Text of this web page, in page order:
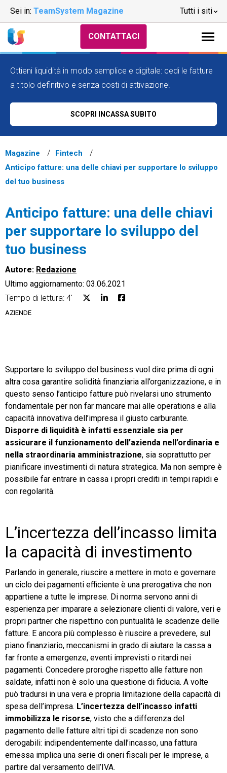
Sei in: TeamSystem Magazine Tutti i siti
Ecommerce
Financial Solutions
HR
Trust Services
TeamSystem Corporate
TeamSystem Store
CONTATTACI
Ottieni liquidità in modo semplice e digitale: cedi le fatture
a titolo definitivo e senza costi di attivazione!
SCOPRI INCASSA SUBITO
Magazine
Fintech
Anticipo fatture: una delle chiavi per supportare lo sviluppo
del tuo business
Anticipo fatture: una delle chiavi
per supportare lo sviluppo del
tuo business
Autore: Redazione
Ultimo aggiornamento: 03.06.2021
Tempo di lettura: 4'
AZIENDE
Supportare lo sviluppo del business vuol dire prima di ogni
altra cosa garantire solidità finanziaria all’organizzazione, e in
questo senso l’anticipo fatture può rivelarsi uno strumento
fondamentale per non far mancare mai alle operations e alla
capacità innovativa dell’impresa il giusto carburante.
Disporre di liquidità è infatti essenziale sia per
assicurare il funzionamento dell’azienda nell’ordinaria e
nella straordinaria amministrazione, sia soprattutto per
pianificare investimenti di natura strategica. Ma non sempre è
possibile far entrare in cassa i propri crediti in tempi rapidi e
con regolarità.
L’incertezza dell’incasso limita
la capacità di investimento
Parlando in generale, riuscire a mettere in moto e governare
un ciclo dei pagamenti efficiente è una prerogativa che non
appartiene a tutte le imprese. Di norma servono anni di
esperienza per imparare a selezionare clienti di valore, veri e
propri partner che rispettino con puntualità le scadenze delle
fatture. E ancora più complesso è riuscire a prevedere, sul
piano finanziario, meccanismi in grado di aiutare la cassa a
far fronte a emergenze, eventi imprevisti o ritardi nei
pagamenti. Concedere proroghe rispetto alle fatture non
saldate, infatti non è solo una questione di fiducia. A volte
può tradursi in una vera e propria limitazione della capacità di
spesa dell’impresa. L’incertezza dell’incasso infatti
immobilizza le risorse, visto che a differenza del
pagamento delle fatture altri tipi di scadenze non sono
derogabili: indipendentemente dall’incasso, una fattura
emessa implica una serie di oneri fiscali per le imprese, a
partire dal versamento dell’IVA.